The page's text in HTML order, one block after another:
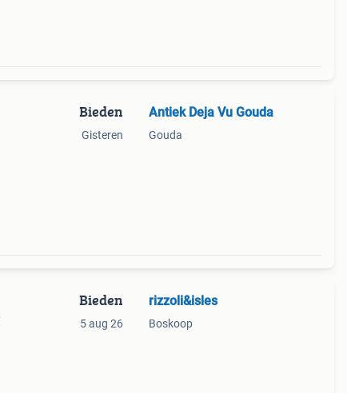
Bieden
Gisteren
Antiek Deja Vu Gouda
Gouda
Bieden
5 aug 26
rizzoli&isles
Boskoop